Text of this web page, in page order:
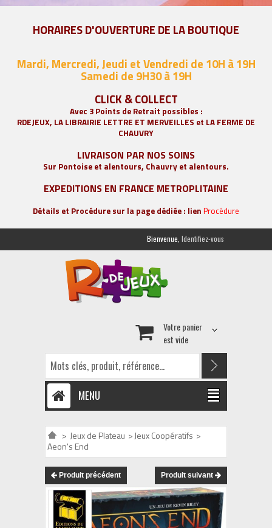
HORAIRES D'OUVERTURE DE LA BOUTIQUE
Mardi, Mercredi, Jeudi et Vendredi de 10H à 19H
Samedi de 9H30 à 19H
CLICK & COLLECT
Avec 3 Points de Retrait possibles :
RDEJEUX, LA LIBRAIRIE LETTRE ET MERVEILLES et LA FERME DE
CHAUVRY
LIVRAISON PAR NOS SOINS
Sur Pontoise et alentours, Chauvry et alentours.
EXPEDITIONS EN FRANCE METROPLITAINE
Détails et Procédure sur la page dédiée : lien Procédure
Bienvenue, Identifiez-vous
Votre panier
est vide
MENU
> Jeux de Plateau >Jeux Coopératifs >
Aeon's End
Produit précédent Produit suivant